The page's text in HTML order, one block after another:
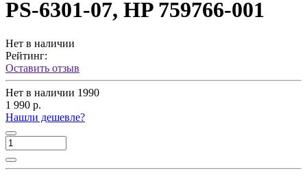
PS-6301-07, HP 759766-001
Нет в наличии
Рейтинг:
Оставить отзыв
Нет в наличии 1990
1 990 р.
Нашли дешевле?